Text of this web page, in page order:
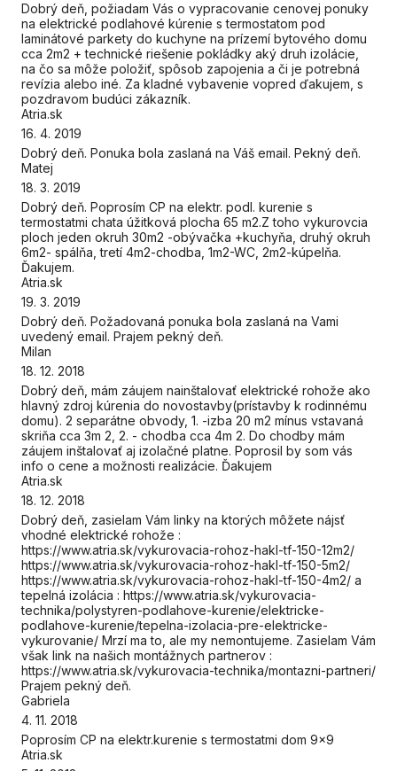
Dobrý deň, požiadam Vás o vypracovanie cenovej ponuky
na elektrické podlahové kúrenie s termostatom pod
laminátové parkety do kuchyne na prízemí bytového domu
cca 2m2 + technické riešenie pokládky aký druh izolácie,
na čo sa môže položiť, spôsob zapojenia a či je potrebná
revízia alebo iné. Za kladné vybavenie vopred ďakujem, s
pozdravom budúci zákazník.
Atria.sk
16. 4. 2019
Dobrý deň. Ponuka bola zaslaná na Váš email. Pekný deň.
Matej
18. 3. 2019
Dobrý deň. Poprosím CP na elektr. podl. kurenie s
termostatmi chata úžitková plocha 65 m2.Z toho vykurovcia
ploch jeden okruh 30m2 -obývačka +kuchyňa, druhý okruh
6m2- spálňa, tretí 4m2-chodba, 1m2-WC, 2m2-kúpelňa.
Ďakujem.
Atria.sk
19. 3. 2019
Dobrý deň. Požadovaná ponuka bola zaslaná na Vami
uvedený email. Prajem pekný deň.
Milan
18. 12. 2018
Dobrý deň, mám záujem nainštalovať elektrické rohože ako
hlavný zdroj kúrenia do novostavby(prístavby k rodinnému
domu). 2 separátne obvody, 1. -izba 20 m2 mínus vstavaná
skriňa cca 3m 2, 2. - chodba cca 4m 2. Do chodby mám
záujem inštalovať aj izolačné platne. Poprosil by som vás
info o cene a možnosti realizácie. Ďakujem
Atria.sk
18. 12. 2018
Dobrý deň, zasielam Vám linky na ktorých môžete nájsť
vhodné elektrické rohože :
https://www.atria.sk/vykurovacia-rohoz-hakl-tf-150-12m2/
https://www.atria.sk/vykurovacia-rohoz-hakl-tf-150-5m2/
https://www.atria.sk/vykurovacia-rohoz-hakl-tf-150-4m2/ a
tepelná izolácia : https://www.atria.sk/vykurovacia-
technika/polystyren-podlahove-kurenie/elektricke-
podlahove-kurenie/tepelna-izolacia-pre-elektricke-
vykurovanie/ Mrzí ma to, ale my nemontujeme. Zasielam Vám
však link na našich montážnych partnerov :
https://www.atria.sk/vykurovacia-technika/montazni-partneri/
Prajem pekný deň.
Gabriela
4. 11. 2018
Poprosím CP na elektr.kurenie s termostatmi dom 9x9
Atria.sk